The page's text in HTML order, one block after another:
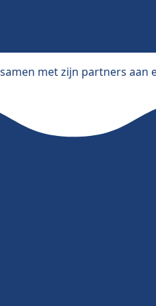
met zijn partners aan